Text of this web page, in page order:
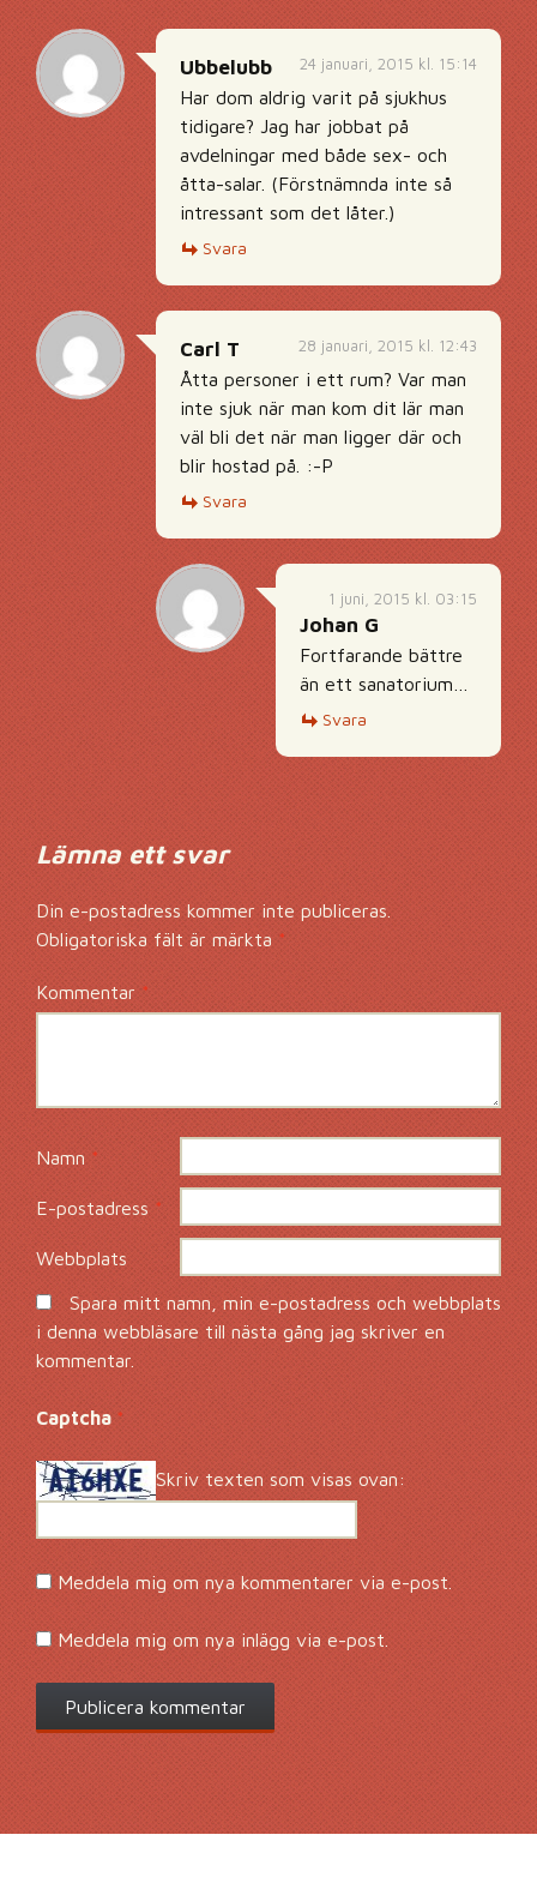
24 januari, 2015 kl. 15:14
Ubbelubb
Har dom aldrig varit på sjukhus
tidigare? Jag har jobbat på
avdelningar med både sex- och
åtta-salar. (Förstnämnda inte så
intressant som det låter.)
Svara
28 januari, 2015 kl. 12:43
Carl T
Åtta personer i ett rum? Var man
inte sjuk när man kom dit lär man
väl bli det när man ligger där och
blir hostad på. :-P
Svara
1 juni, 2015 kl. 03:15
Johan G
Fortfarande bättre
än ett sanatorium…
Svara
Lämna ett svar
Din e-postadress kommer inte publiceras.
Obligatoriska fält är märkta*
Kommentar*
Namn *
E-postadress*
Webbplats
Spara mitt namn, min e-postadress och webbplats
i denna webbläsare till nästa gång jag skriver en
kommentar.
Captcha*
Skriv texten som visas ovan:
Meddela mig om nya kommentarer via e-post.
Meddela mig om nya inlägg via e-post.